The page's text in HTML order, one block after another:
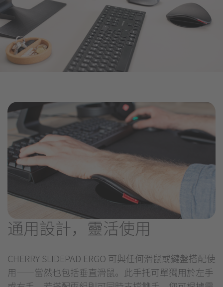
通用設計，靈活使用
CHERRY SLIDEPAD ERGO 可與任何滑鼠或鍵盤搭配使
用——當然也包括垂直滑鼠。此手托可單獨用於左手